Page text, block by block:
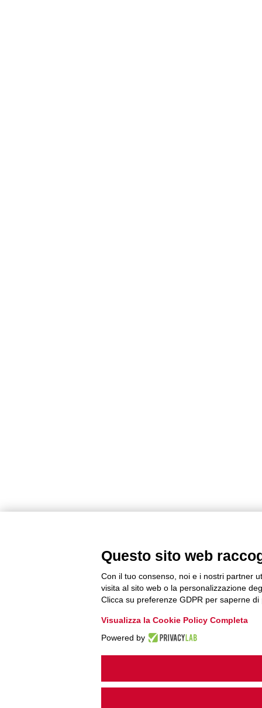
Questo sito web
Con il tuo consenso, noi e i nostri partner
visita al sito web o la personalizzazione
Clicca su preferenze GDPR per saperne di
Visualizza la Cookie Policy Completa
Powered by